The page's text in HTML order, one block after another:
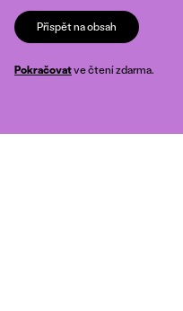
Přispět na obsah
Pokračovatve čtení zdarma.